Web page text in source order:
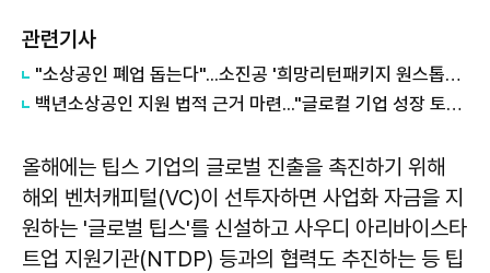
관련기사
"소상공인 폐업 돕는다"...소진공 '희망리턴패키지 원스톱폐업지원'
백년소상공인 지원 법적 근거 마련..."글로컬 기업 성장 토대 구축"
올해에는 팁스 기업의 글로벌 진출을 촉진하기 위해
해외 벤처캐피털(VC)이 선투자하면 사업화 자금을 지
원하는 '글로벌 팁스'를 신설하고 사우디 아리바이스타
트업 지원기관(NTDP) 등과의 협력도 추진하는 등 팁